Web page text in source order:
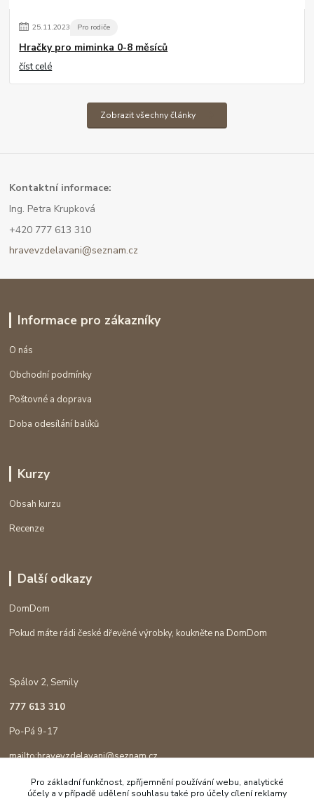
25.11.2023 Pro rodiče
Hračky pro miminka 0-8 měsíců
číst celé
Zobrazit všechny články
Kontaktní informace:
Ing. Petra Krupková
+420 777 613 310
hravevzdelavani@seznam.cz
Informace pro zákazníky
O nás
Obchodní podmínky
Poštovné a doprava
Doba odesílání balíků
Kurzy
Obsah kurzu
Recenze
Další odkazy
DomDom
Pokud máte rádi české dřevěné výrobky, koukněte na DomDom
Spálov 2, Semily
777 613 310
Po-Pá 9-17
mailto:hravevzdelavani@seznam.cz
Pro základní funkčnost, zpříjemnění používání webu, analytické
účely a v případě udělení souhlasu také pro účely cílení reklamy